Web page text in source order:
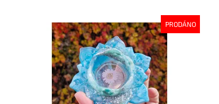
PRODÁNO
Dostupnost:
Vyprodáno
9970